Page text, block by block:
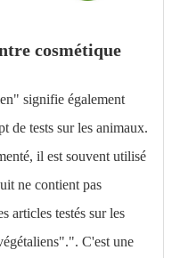
cosmétique
signifie également
de tests sur les animaux.
il est souvent utilisé
ne contient pas
articles testés sur les
C'est une